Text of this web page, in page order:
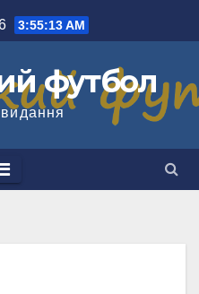
3:55:14 AM
футбол
видання